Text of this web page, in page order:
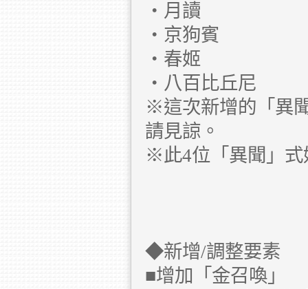
・月讀
・京狗賓
・春姬
・八百比丘尼
※這次新增的「異
請見諒。
※此4位「異聞」式
◆新增/調整要素
■增加「金召喚」